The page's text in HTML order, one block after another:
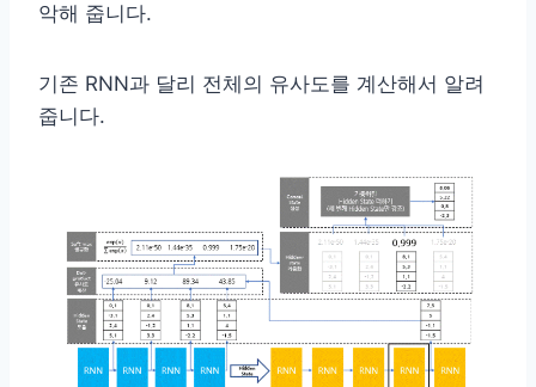
악해 줍니다.
기존 RNN과 달리 전체의 유사도를 계산해서 알려
줍니다.